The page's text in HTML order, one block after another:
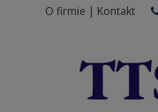
O firmie | Kontakt